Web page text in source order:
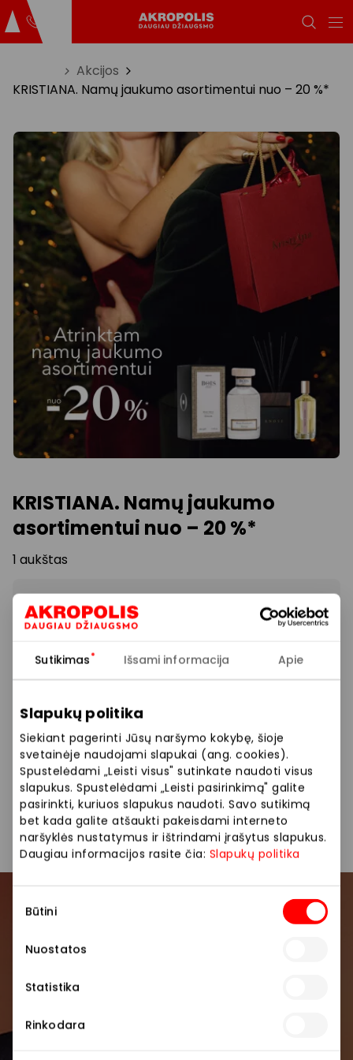
Sutikimas Išsami informacija Apie
Slapukų politika
Siekiant pagerinti Jūsų naršymo kokybę, šioje
svetainėje naudojami slapukai (ang. cookies).
Spustelėdami „Leisti visus" sutinkate naudoti visus
slapukus. Spustelėdami „Leisti pasirinkimą" galite
pasirinkti, kuriuos slapukus naudoti. Savo sutikimą
bet kada galite atšaukti pakeisdami interneto
naršyklės nustatymus ir ištrindami įrašytus slapukus.
Daugiau informacijos rasite čia: Slapukų politika
pasirinkimas
Būtini
Nuostatos
Statistika
Rinkodara
Akcijos
KRISTIANA. Namų jaukumo asortimentui nuo – 20 %*
KRISTIANA. Namų jaukumo
asortimentui nuo – 20 %*
1 aukštas
Akcijos trukmė
2025.12.14
Rodyti lokaciją žemėlapyje
*Pasiūlymas galioja pažymėtam asortimentui salone
su klubo kortele iki 2025.12.14.
Nuolaidos nesumuojamos ir negalioja rinkiniams bei
dovanų kortelėms.
renginius ir naujausią informaciją iš AKROPOLIS